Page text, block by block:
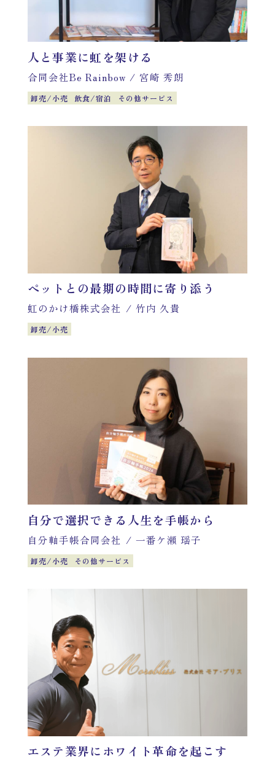
人と事業に虹を架ける
合同会社Be Rainbow / 宮崎 秀朗
卸売/小売 飲食/宿泊 その他サービス
ペットとの最期の時間に寄り添う
虹のかけ橋株式会社 / 竹内 久貴
卸売/小売
自分で選択できる人生を手帳から
自分軸手帳合同会社 / 一番ケ瀬 瑶子
卸売/小売 その他サービス
エステ業界にホワイト革命を起こす